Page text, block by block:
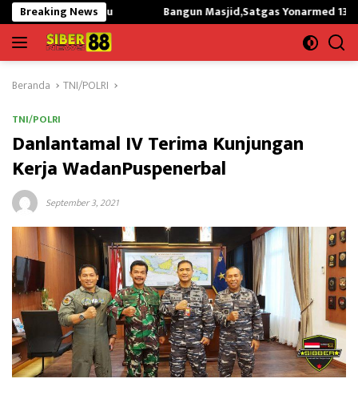
Langsung
ke
konten
Breaking NewsBangun Masjid,Satgas Yonarmed 13/Nanggala Kerja
Beranda TNI/POLRI
TNI/POLRI
Danlantamal IV Terima Kunjungan
Kerja WadanPuspenerbal
September 3, 2021